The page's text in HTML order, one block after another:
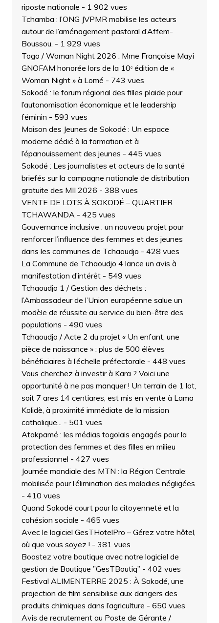
riposte nationale - 1 902 vues
Tchamba : l’ONG JVPMR mobilise les acteurs
autour de l’aménagement pastoral d’Affem-
Boussou. - 1 929 vues
Togo / Woman Night 2026 : Mme Françoise Mayi
GNOFAM honorée lors de la 10ᵉ édition de «
Woman Night » à Lomé - 743 vues
Sokodé : le forum régional des filles plaide pour
l’autonomisation économique et le leadership
féminin - 593 vues
Maison des Jeunes de Sokodé : Un espace
moderne dédié à la formation et à
l’épanouissement des jeunes - 445 vues
Sokodé : Les journalistes et acteurs de la santé
briefés sur la campagne nationale de distribution
gratuite des MII 2026 - 388 vues
VENTE DE LOTS À SOKODÉ – QUARTIER
TCHAWANDA - 425 vues
Gouvernance inclusive : un nouveau projet pour
renforcer l’influence des femmes et des jeunes
dans les communes de Tchaoudjo - 428 vues
La Commune de Tchaoudjo 4 lance un avis à
manifestation d’intérêt- 549 vues
Tchaoudjo 1 / Gestion des déchets :
l’Ambassadeur de l’Union européenne salue un
modèle de réussite au service du bien-être des
populations - 490 vues
Tchaoudjo / Acte 2 du projet « Un enfant, une
pièce de naissance » : plus de 500 élèves
bénéficiaires à l’échelle préfectorale - 448 vues
Vous cherchez à investir à Kara ? Voici une
opportunité à ne pas manquer ! Un terrain de 1 lot,
soit 7 ares 14 centiares, est mis en vente à Lama
Kolidè, à proximité immédiate de la mission
catholique...
- 501 vues
Atakpamé : les médias togolais engagés pour la
protection des femmes et des filles en milieu
professionnel - 427 vues
Journée mondiale des MTN : la Région Centrale
mobilisée pour l’élimination des maladies négligées
- 410 vues
Quand Sokodé court pour la citoyenneté et la
cohésion sociale - 465 vues
Avec le logiciel GesTHotelPro – Gérez votre hôtel,
où que vous soyez ! - 381 vues
Boostez votre boutique avec notre logiciel de
gestion de Boutique ”GesTBoutiq” - 402 vues
Festival ALIMENTERRE 2025 : À Sokodé, une
projection de film sensibilise aux dangers des
produits chimiques dans l’agriculture - 650 vues
Avis de recrutement au Poste de Gérante /